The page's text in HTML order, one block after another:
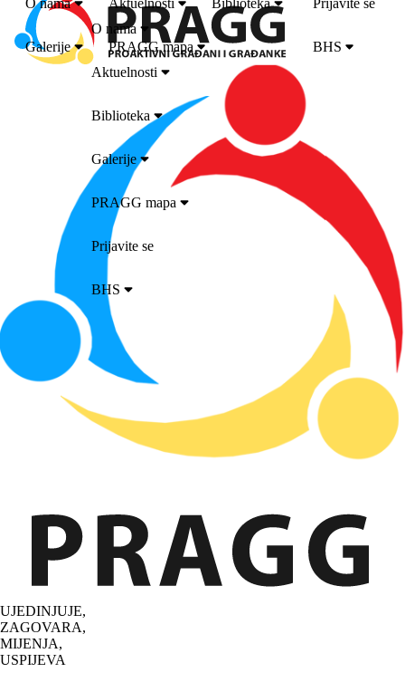
O nama Aktuelnosti Biblioteka
Galerije PRAGG mapa
Prijavite se
BHS
UJEDINJUJE,
ZAGOVARA,
MIJENJA,
USPIJEVA
O nama
Aktuelnosti
Biblioteka
Galerije
PRAGG mapa
Prijavite se
BHS